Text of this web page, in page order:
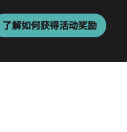
了解如何获得活动奖励